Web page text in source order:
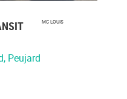
MC LOUIS
, Peujard